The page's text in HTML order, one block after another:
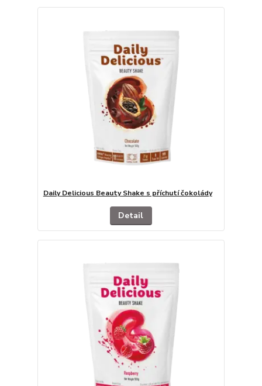
Daily Delicious Beauty Shake s příchutí čokolády
Detail